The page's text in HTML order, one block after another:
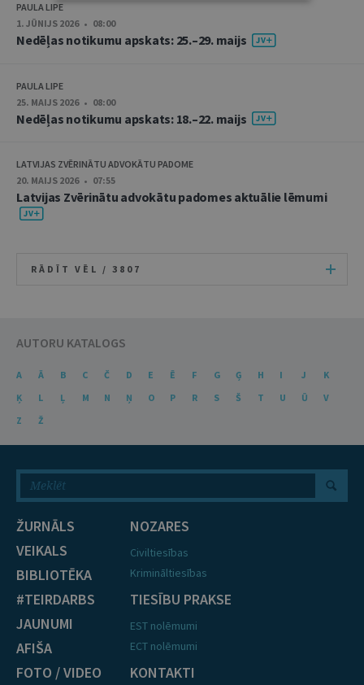
PAULA LIPE
1. JŪNIJS 2026 • 08:00
Nedēļas notikumu apskats: 25.–29. maijs
PAULA LIPE
25. MAIJS 2026 • 08:00
Nedēļas notikumu apskats: 18.–22. maijs
LATVIJAS ZVĒRINĀTU ADVOKĀTU PADOME
20. MAIJS 2026 • 07:55
Latvijas Zvērinātu advokātu padomes aktuālie lēmumi
RĀDĪT VĒL / 3807
AUTORU KATALOGS
A Ā B C Č D E Ē F G Ģ H I J
K
Ķ
L Ļ M N Ņ O P R S Š T U Ū
V
Z
Ž
ŽURNĀLS
VEIKALS
BIBLIOTĒKA
#TEIRDARBS
JAUNUMI
AFIŠA
FOTO / VIDEO
NOZARES
Civiltiesības
Krimināltiesības
TIESĪBU PRAKSE
EST nolēmumi
ECT nolēmumi
KONTAKTI